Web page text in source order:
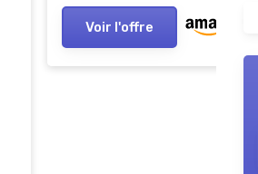
Voir l'offre